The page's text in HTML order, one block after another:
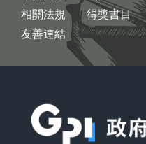
相關法規
友善連結
得獎書目